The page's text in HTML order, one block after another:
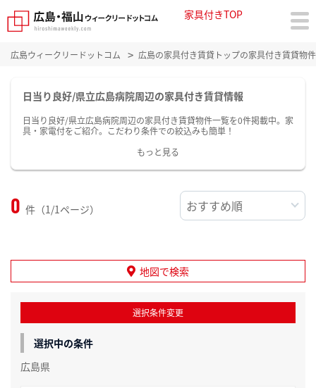
家具付きTOP
広島ウィークリードットコム 広島の家具付き賃貸トップの家具付き賃貸物
日当り良好/県立広島病院周辺の家具付き賃貸情報
日当り良好/県立広島病院周辺の家具付き賃貸物件一覧を0件掲載中。家
具・家電付をご紹介。こだわり条件での絞込みも簡単！
もっと見る
0 件（1/1ページ）
地図で検索
選択条件変更
選択中の条件
広島県